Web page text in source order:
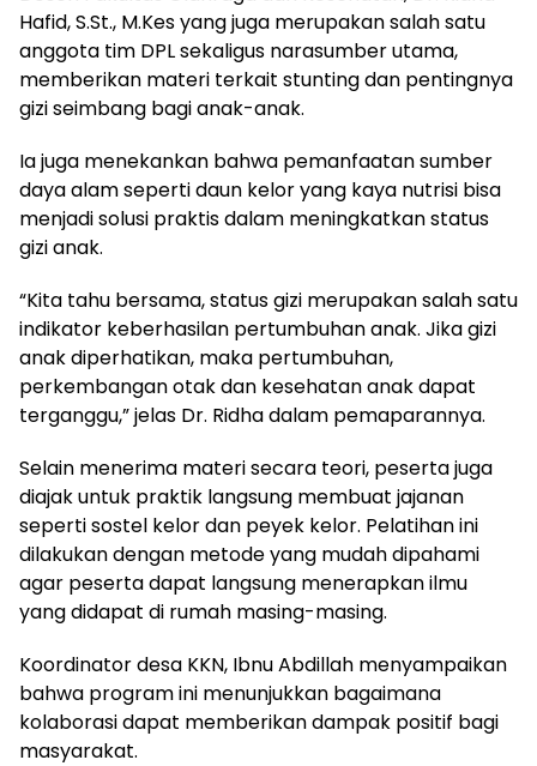
Hafid, S.St., M.Kes yang juga merupakan salah satu
anggota tim DPL sekaligus narasumber utama,
memberikan materi terkait stunting dan pentingnya
gizi seimbang bagi anak-anak.
Ia juga menekankan bahwa pemanfaatan sumber
daya alam seperti daun kelor yang kaya nutrisi bisa
menjadi solusi praktis dalam meningkatkan status
gizi anak.
“Kita tahu bersama, status gizi merupakan salah satu
indikator keberhasilan pertumbuhan anak. Jika gizi
anak diperhatikan, maka pertumbuhan,
perkembangan otak dan kesehatan anak dapat
terganggu,” jelas Dr. Ridha dalam pemaparannya.
Selain menerima materi secara teori, peserta juga
diajak untuk praktik langsung membuat jajanan
seperti sostel kelor dan peyek kelor. Pelatihan ini
dilakukan dengan metode yang mudah dipahami
agar peserta dapat langsung menerapkan ilmu
yang didapat di rumah masing-masing.
Koordinator desa KKN, Ibnu Abdillah menyampaikan
bahwa program ini menunjukkan bagaimana
kolaborasi dapat memberikan dampak positif bagi
masyarakat.